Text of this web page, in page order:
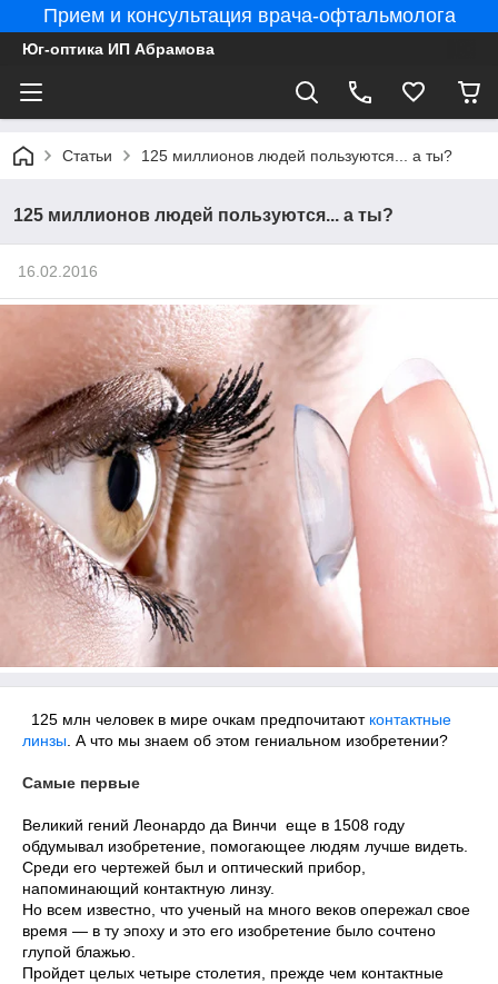
Прием и консультация врача-офтальмолога
Юг-оптика ИП Абрамова
Статьи 125 миллионов людей пользуются... а ты?
125 миллионов людей пользуются... а ты?
16.02.2016
125 млн человек в мире очкам предпочитают контактные
линзы . А что мы знаем об этом гениальном изобретении?
Самые первые
Великий гений Леонардо да Винчи еще в 1508 году
обдумывал изобретение, помогающее людям лучше видеть.
Среди его чертежей был и оптический прибор,
напоминающий контактную линзу.
Но всем известно, что ученый на много веков опережал свое
время ― в ту эпоху и это его изобретение было сочтено
глупой блажью.
Пройдет целых четыре столетия, прежде чем контактные